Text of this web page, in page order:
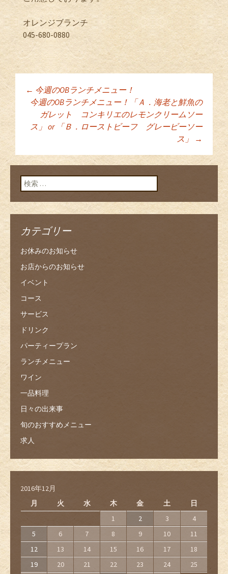
オレンジブランチ
045-680-0880
投稿ナビゲーショ
ン
← 今週のOBランチメニュー！
今週のOBランチメニュー！「Ａ．海老と鮮魚の
ガレット コンキリエのレモンクリームソー
ス」 or 「Ｂ．ローストビーフ グレービーソー
ス」
→
検索:
カテゴリー
お休みのお知らせ
お店からのお知らせ
イベント
コース
サービス
ドリンク
パーティープラン
ランチメニュー
ワイン
一品料理
日々の出来事
旬のおすすめメニュー
求人
2016年12月
月
火 水 木 金 土 日
1 2 3
4
5
6 7 8 9 10
11
12
13 14 15 16 17
18
19
20 21 22 23 24
25